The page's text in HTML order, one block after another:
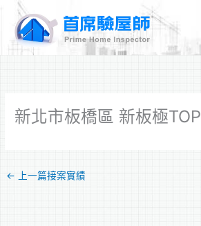
新北市板橋區 新板極TOP
← 上一篇接案實績